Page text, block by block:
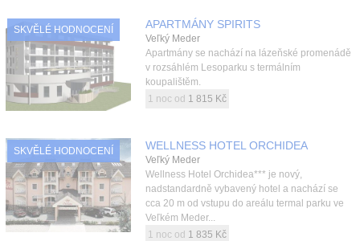
SKVĚLÉ HODNOCENÍ APARTMÁNY SPIRITS
Veľký Meder
Apartmány se nachází na lázeňské promenádě
v rozsáhlém Lesoparku s termálním
koupalištěm.
1 noc od 1 815 Kč
SKVĚLÉ HODNOCENÍ WELLNESS HOTEL ORCHIDEA
Veľký Meder
Wellness Hotel Orchidea*** je nový,
nadstandardně vybavený hotel a nachází se
cca 20 m od vstupu do areálu termal parku ve
Veľkém Meder...
1 noc od 1 835 Kč